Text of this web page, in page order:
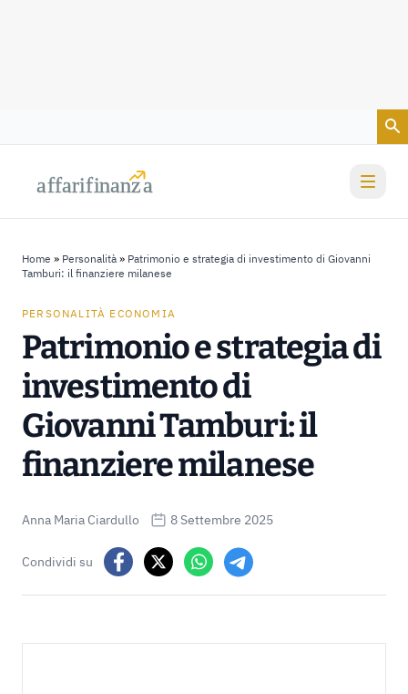
affarifinanza
affarifinanza
Home » Personalità » Patrimonio e strategia di investimento di Giovanni
Tamburi: il finanziere milanese
PERSONALITÀ ECONOMIA
Patrimonio e strategia di
investimento di
Giovanni Tamburi: il
finanziere milanese
Anna Maria Ciardullo 8 Settembre 2025
Condividi su